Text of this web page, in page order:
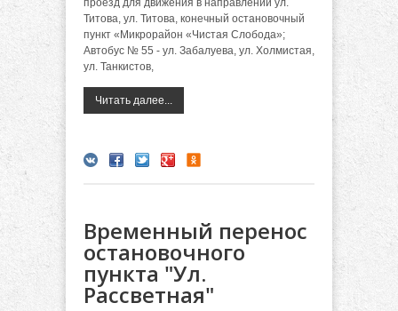
проезд для движения в направлении ул.
Титова, ул. Титова, конечный остановочный
пункт «Микрорайон «Чистая Слобода»;
Автобус № 55 - ул. Забалуева, ул. Холмистая,
ул. Танкистов,
Читать далее...
Временный перенос
остановочного
пункта "Ул.
Рассветная"